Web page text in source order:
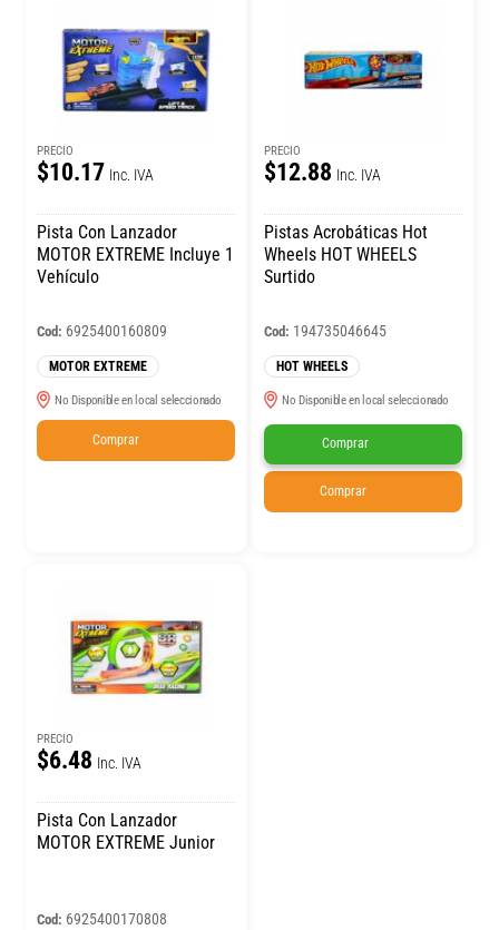
PRECIO
$10.17 Inc. IVA
Pista Con Lanzador
MOTOR EXTREME Incluye 1
Vehículo
Cod: 6925400160809
MOTOR EXTREME
No Disponible en local seleccionado
Comprar
PRECIO
$12.88 Inc. IVA
Pistas Acrobáticas Hot
Wheels HOT WHEELS
Surtido
Cod: 194735046645
HOT WHEELS
No Disponible en local seleccionado
Comprar
Comprar
PRECIO
$6.48 Inc. IVA
Pista Con Lanzador
MOTOR EXTREME Junior
Cod: 6925400170808